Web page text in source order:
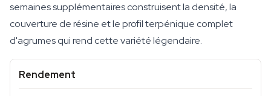
semaines supplémentaires construisent la densité, la
couverture de résine et le profil terpénique complet
d'agrumes qui rend cette variété légendaire.
Rendement